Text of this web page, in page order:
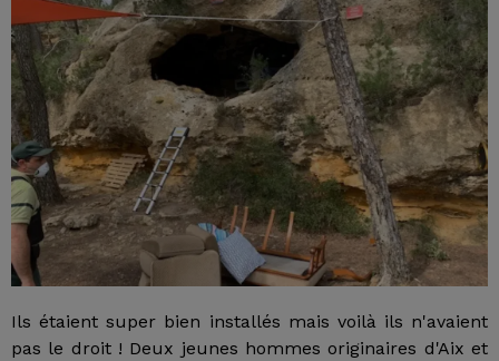
Ils étaient super bien installés mais voilà ils n'avaient
pas le droit ! Deux jeunes hommes originaires d'Aix et